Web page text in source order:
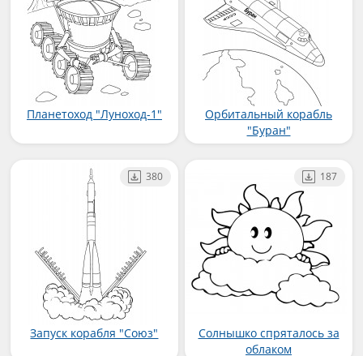
Планетоход "Луноход-1"
Орбитальный корабль
"Буран"
Запуск корабля "Союз"
380
Солнышко спряталось за
облаком
187